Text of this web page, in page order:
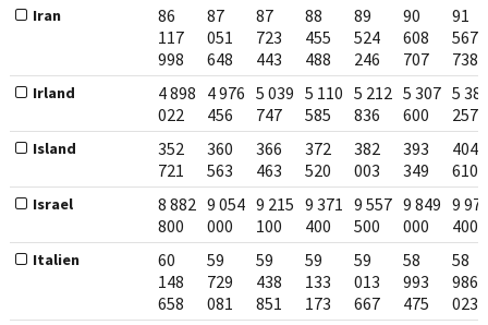
Iran
86
117
998
87
051
648
87
723
443
88
455
488
89
524
246
90
608
707
91
567
738
Irland
4 898
022
4 976
456
5 039
747
5 110
585
5 212
836
5 307
600
5
257
Island
352
721
360
563
366
463
372
520
382
003
393
349
404
610
Israel
8 882
800
9 054
000
9 215
100
9 371
400
9 557
500
9 849
000
9
400
Italien
60
148
658
59
729
081
59
438
851
59
133
173
59
013
667
58
993
475
58
986
023